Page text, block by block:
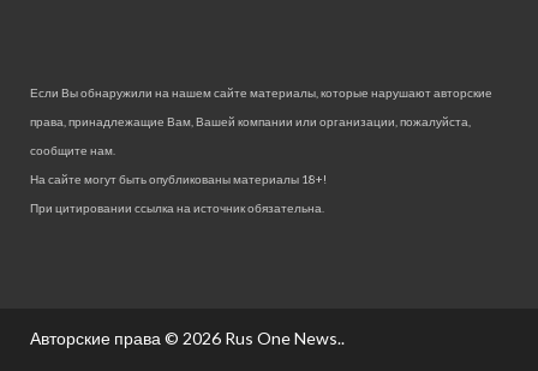
Если Вы обнаружили на нашем сайте материалы, которые нарушают авторские
права, принадлежащие Вам, Вашей компании или организации, пожалуйста,
сообщите нам.
На сайте могут быть опубликованы материалы 18+!
При цитировании ссылка на источник обязательна.
Авторские права © 2026 Rus One News..